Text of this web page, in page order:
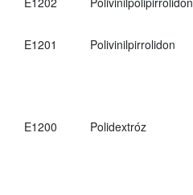
E1201 Polivinilpirrolidon
E1200 Polidextróz